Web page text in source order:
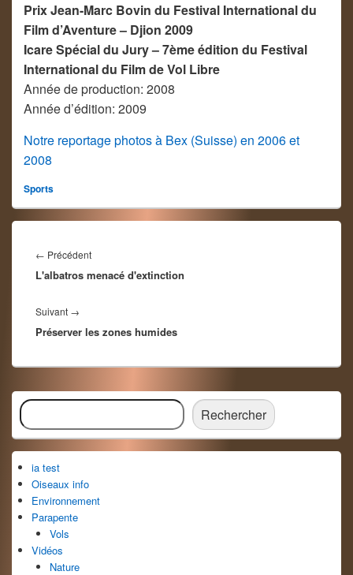
Prix Jean-Marc Bovin du Festival International du
Film d’Aventure – Djion 2009
Icare Spécial du Jury – 7ème édition du Festival
International du Film de Vol Libre
Année de production: 2008
Année d’édition: 2009
Notre reportage photos à Bex (Suisse) en 2006 et
2008
Sports
de
l’article
← PrécédentArticle
précédent :
L'albatros menacé d'extinction
Suivant →
suivant :
Préserver les zones humides
Zone
principale
de
widget
pour
la
barre
latérale
Rechercher Rechercher
ia test
Oiseaux info
Environnement
Parapente
Vols
Vidéos
Nature